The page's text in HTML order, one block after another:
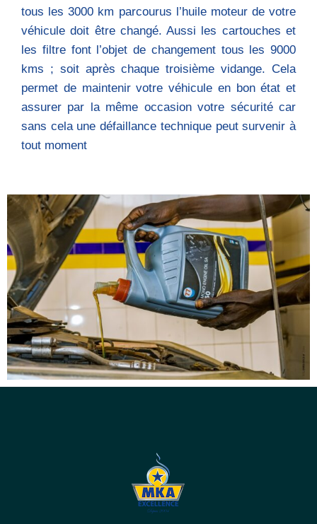
tous les 3000 km parcourus l’huile moteur de votre
véhicule doit être changé. Aussi les cartouches et
les filtre font l’objet de changement tous les 9000
kms ; soit après chaque troisième vidange. Cela
permet de maintenir votre véhicule en bon état et
assurer par la même occasion votre sécurité car
sans cela une défaillance technique peut survenir à
tout moment